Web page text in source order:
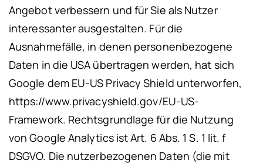
Angebot verbessern und für Sie als Nutzer
interessanter ausgestalten. Für die
Ausnahmefälle, in denen personenbezogene
Daten in die USA übertragen werden, hat sich
Google dem EU-US Privacy Shield unterworfen,
https://www.privacyshield.gov/EU-US-
Framework. Rechtsgrundlage für die Nutzung
von Google Analytics ist Art. 6 Abs. 1 S. 1 lit. f
DSGVO. Die nutzerbezogenen Daten (die mit